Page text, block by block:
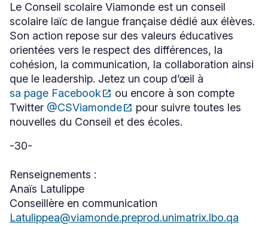
Le Conseil scolaire Viamonde est un conseil
scolaire laïc de langue française dédié aux élèves.
Son action repose sur des valeurs éducatives
orientées vers le respect des différences, la
cohésion, la communication, la collaboration ainsi
que le leadership. Jetez un coup d’œil à
sa page Facebookopen_in_new
Ce
lien
s'ouvrira
dans
une
nouvelle
ou encore à son compte
Twitter @CSViamondeopen_in_new
Ce
lien
fenêtre
pour suivre toutes les
nouvelles du Conseil et des écoles.
-30-
Renseignements :
Anaïs Latulippe
Conseillère en communication
Latulippea@viamonde.preprod.unimatrix.lbo.qa